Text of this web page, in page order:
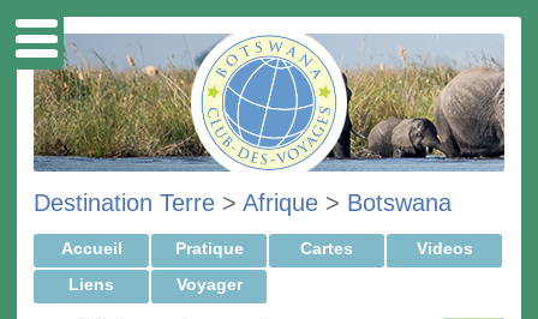
Destination Terre > Afrique > Botswana
Accueil Pratique Cartes
Videos
Liens
Voyager